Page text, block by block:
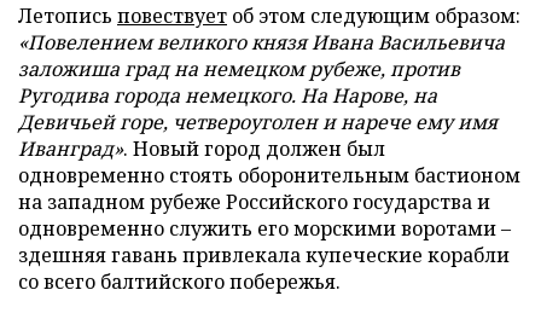
Летопись повествует об этом следующим образом:
«Повелением великого князя Ивана Васильевича
заложиша град на немецком рубеже, против
Ругодива города немецкого. На Нарове, на
Девичьей горе, четвероуголен и нарече ему имя
Иванград». Новый город должен был
одновременно стоять оборонительным бастионом
на западном рубеже Российского государства и
одновременно служить его морскими воротами –
здешняя гавань привлекала купеческие корабли
со всего балтийского побережья.